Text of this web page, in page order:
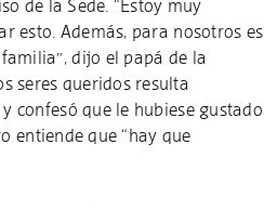
de la Sede. “Estoy muy
esto. Además, para nosotros es
dijo el papá de la
seres queridos resulta
confesó que le hubiese gustado
entiende que “hay que